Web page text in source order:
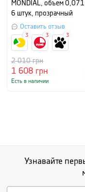
MONDIAL, объем 0,071
6 штук, прозрачный
Оставить отзыв
1 608 грн
2 010грн
Есть в наличии
3 3 3
Узнавайте